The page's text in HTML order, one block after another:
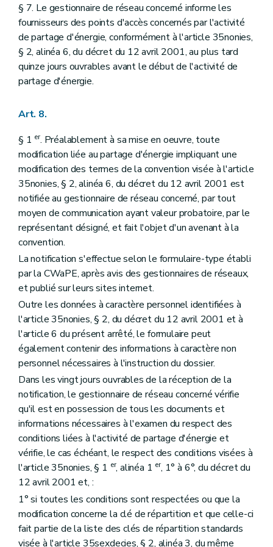
§ 7. Le gestionnaire de réseau concerné informe les
fournisseurs des points d'accès concernés par l'activité
de partage d'énergie, conformément à l'article 35nonies,
§ 2, alinéa 6, du décret du 12 avril 2001, au plus tard
quinze jours ouvrables avant le début de l'activité de
partage d'énergie.
Art. 8.
§ 1 er. Préalablement à sa mise en oeuvre, toute
modification liée au partage d'énergie impliquant une
modification des termes de la convention visée à l'article
35nonies, § 2, alinéa 6, du décret du 12 avril 2001 est
notifiée au gestionnaire de réseau concerné, par tout
moyen de communication ayant valeur probatoire, par le
représentant désigné, et fait l'objet d'un avenant à la
convention.
La notification s'effectue selon le formulaire-type établi
par la CWaPE, après avis des gestionnaires de réseaux,
et publié sur leurs sites internet.
Outre les données à caractère personnel identifiées à
l'article 35nonies, § 2, du décret du 12 avril 2001 et à
l'article 6 du présent arrêté, le formulaire peut
également contenir des informations à caractère non
personnel nécessaires à l'instruction du dossier.
Dans les vingt jours ouvrables de la réception de la
notification, le gestionnaire de réseau concerné vérifie
qu'il est en possession de tous les documents et
informations nécessaires à l'examen du respect des
conditions liées à l'activité de partage d'énergie et
vérifie, le cas échéant, le respect des conditions visées à
l'article 35nonies, § 1 er, alinéa 1 er, 1° à 6°, du décret du
12 avril 2001 et, :
1° si toutes les conditions sont respectées ou que la
modification concerne la clé de répartition et que celle-ci
fait partie de la liste des clés de répartition standards
visée à l'article 35sexdecies, § 2, alinéa 3, du même